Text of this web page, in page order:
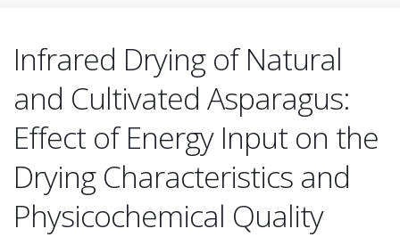
Infrared Drying of Natural
and Cultivated Asparagus:
Effect of Energy Input on the
Drying Characteristics and
Physicochemical Quality